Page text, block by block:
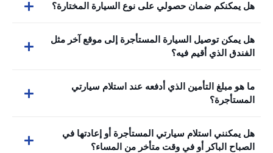
هل يمكنكم ضمان حصولي على نوع السيارة المختارة؟
هل يمكن توصيل السيارة المستأجرة إلى موقع آخر مثل
الفندق الذي أقيم فيه؟
ما هو مبلغ التأمين الذي أدفعه عند استلام سيارتي
المستأجرة؟
هل يمكنني استلام سيارتي المستأجرة أو إعادتها في
الصباح الباكر أو في وقت متأخر من المساء؟